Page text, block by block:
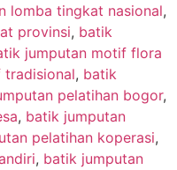
lomba tingkat nasional,
provinsi, batik
jumputan motif flora
, batik
pelatihan bogor,
, batik jumputan
pelatihan koperasi,
, batik jumputan